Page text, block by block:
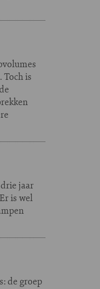
Toch is
jaar
is wel
de groep